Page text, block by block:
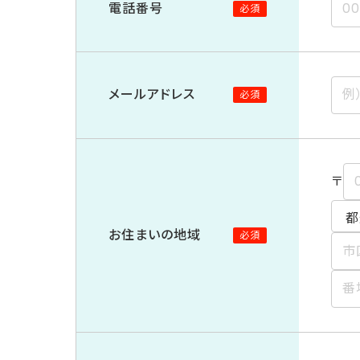
電話番号 必須
メールアドレス 必須
お住まいの地域 必須
〒